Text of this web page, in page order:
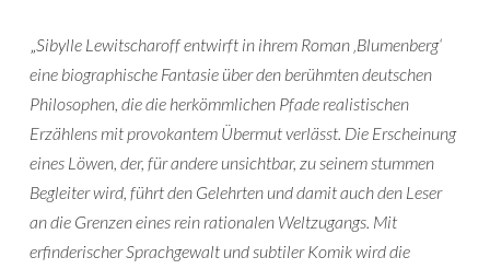
„Sibylle Lewitscharoff entwirft in ihrem Roman ‚Blumenberg‘
eine biographische Fantasie über den berühmten deutschen
Philosophen, die die herkömmlichen Pfade realistischen
Erzählens mit provokantem Übermut verlässt. Die Erscheinung
eines Löwen, der, für andere unsichtbar, zu seinem stummen
Begleiter wird, führt den Gelehrten und damit auch den Leser
an die Grenzen eines rein rationalen Weltzugangs. Mit
erfinderischer Sprachgewalt und subtiler Komik wird die